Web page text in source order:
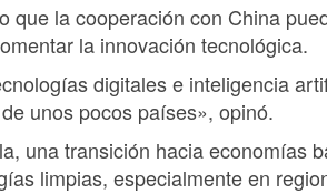
que la cooperación con China
la innovación tecnológica.
digitales e inteligencia
unos pocos países», opinó.
una transición hacia economías
limpias, especialmente en